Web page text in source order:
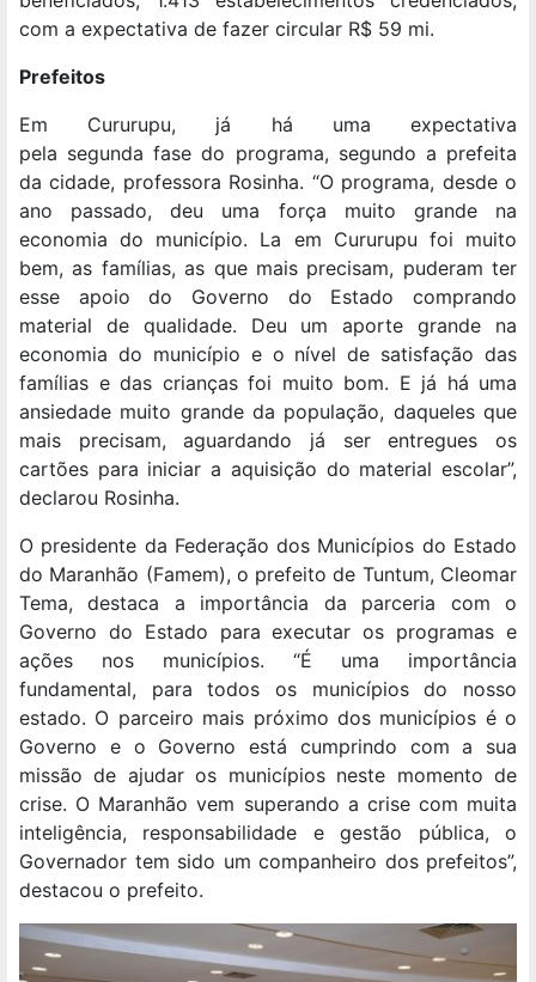
com a expectativa de fazer circular R$ 59 mi.
Prefeitos
Em Cururupu, já há uma expectativa
pela segunda fase do programa, segundo a prefeita
da cidade, professora Rosinha. “O programa, desde o
ano passado, deu uma força muito grande na
economia do município. La em Cururupu foi muito
bem, as famílias, as que mais precisam, puderam ter
esse apoio do Governo do Estado comprando
material de qualidade. Deu um aporte grande na
economia do município e o nível de satisfação das
famílias e das crianças foi muito bom. E já há uma
ansiedade muito grande da população, daqueles que
mais precisam, aguardando já ser entregues os
cartões para iniciar a aquisição do material escolar”,
declarou Rosinha.
O presidente da Federação dos Municípios do Estado
do Maranhão (Famem), o prefeito de Tuntum, Cleomar
Tema, destaca a importância da parceria com o
Governo do Estado para executar os programas e
ações nos municípios. “É uma importância
fundamental, para todos os municípios do nosso
estado. O parceiro mais próximo dos municípios é o
Governo e o Governo está cumprindo com a sua
missão de ajudar os municípios neste momento de
crise. O Maranhão vem superando a crise com muita
inteligência, responsabilidade e gestão pública, o
Governador tem sido um companheiro dos prefeitos”,
destacou o prefeito.